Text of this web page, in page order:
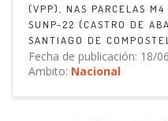
(VPP), NAS PARCELAS
SUNP-22 (CASTRO DE
SANTIAGO DE
Fecha de publicación: 18/
Ambito: Nacional